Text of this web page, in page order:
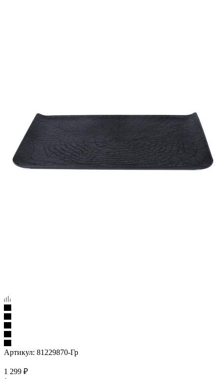
Артикул: 81229870-Гр
1 299 ₽